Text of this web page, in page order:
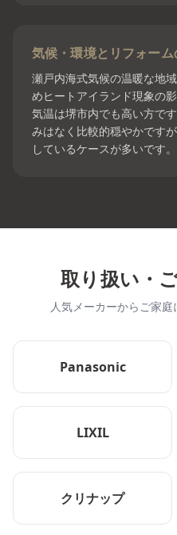
気候・環境とリフォーム
瀬戸内海式気候の温暖な地
めヒートアイランド現象の
気温は堺市内でも高い方で
みはなく比較的穏やかです
しているケースが多いです。
取り扱い・
人気メーカーからご家
Panasonic
LIXIL
クリナップ